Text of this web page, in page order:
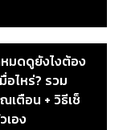
หมดดูยังไงต้อง
อไหร่? รวม
ตือน + วิธีเช็
เอง